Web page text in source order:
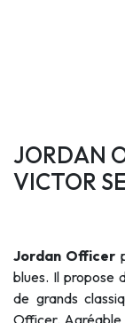
JORDAN
VICTOR
Jordan Officer
blues. Il propose
de grands
Officer. Agréable